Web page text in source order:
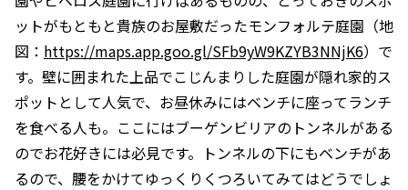
ットがもともと貴族のお屋敷だったモンフォルテ庭園（地
図： https://maps.app.goo.gl/SFb9yW9KZYB3NNjK6）で
す。壁に囲まれた上品でこじんまりした庭園が隠れ家的ス
ポットとして人気で、お昼休みにはベンチに座ってランチ
を食べる人も。ここにはブーゲンビリアのトンネルがある
のでお花好きには必見です。トンネルの下にもベンチがあ
るので、腰をかけてゆっくりくつろいてみてはどうでしょ